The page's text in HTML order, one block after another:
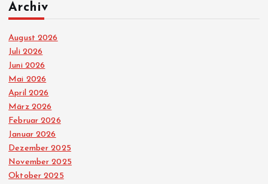
Archiv
August 2026
Juli 2026
Juni 2026
Mai 2026
April 2026
März 2026
Februar 2026
Januar 2026
Dezember 2025
November 2025
Oktober 2025